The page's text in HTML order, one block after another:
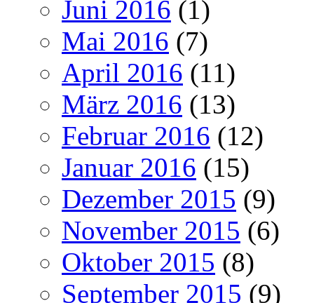
Juni 2016 (1)
Mai 2016 (7)
April 2016 (11)
März 2016 (13)
Februar 2016 (12)
Januar 2016 (15)
Dezember 2015 (9)
November 2015 (6)
Oktober 2015 (8)
September 2015 (9)